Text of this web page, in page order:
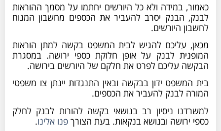
במידה ולא כל היורשים יחתמו על מסמך ההוראות
הבנק יסרב להעביר את הכספים מחשבון המנוח
היורשים.
עליכם להגיש לבית המשפט בקשה למתן הוראות
לבנק על אופן חלוקת כספי ירושה. במסגרת
עליכם לפרט את חלקם של היורשים בירושה.
ידון בבקשה ובאין התנגדות יינתן צו משפטי
לבנק להעביר את הכספים.
ניסיון רב בנושאי בקשה להורות לבנק לחלק
ובנושא בנקאות. בעת הצורךפנו אלינו .